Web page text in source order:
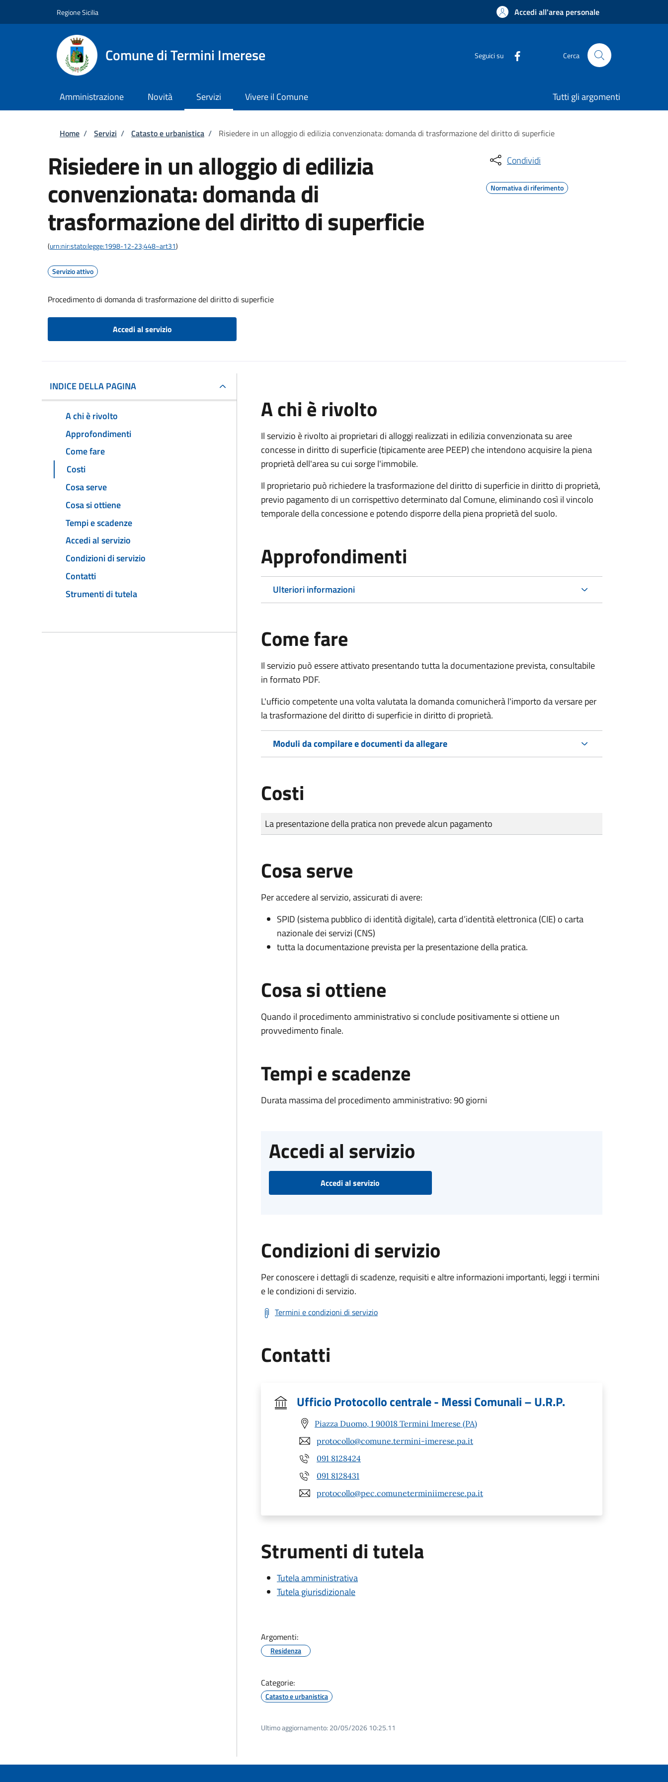
Regione Sicilia Accedi all'area personale
Comune di Termini Imerese Seguici su Cerca
Amministrazione Novità Servizi Vivere il Comune Tutti gli argomenti
Briciole di pane
Home / Servizi / Catasto e urbanistica / Risiedere in un alloggio di edilizia convenzionata: domanda di trasformazione del diritto di superficie
Risiedere in un alloggio di edilizia
convenzionata: domanda di
trasformazione del diritto di superficie
(urn:nir:stato:legge:1998-12-23;448~art31)
Servizio attivo
Procedimento di domanda di trasformazione del diritto di superficie
Accedi al servizio
Condividi
Normativa di riferimento
INDICE DELLA PAGINA
A chi è rivolto
Approfondimenti
Come fare
Costi
Cosa serve
Cosa si ottiene
Tempi e scadenze
Accedi al servizio
Condizioni di servizio
Contatti
Strumenti di tutela
A chi è rivolto
Il servizio è rivolto ai proprietari di alloggi realizzati in edilizia convenzionata su aree
concesse in diritto di superficie (tipicamente aree PEEP) che intendono acquisire la piena
proprietà dell'area su cui sorge l'immobile.
Il proprietario può richiedere la trasformazione del diritto di superficie in diritto di proprietà,
previo pagamento di un corrispettivo determinato dal Comune, eliminando così il vincolo
temporale della concessione e potendo disporre della piena proprietà del suolo.
Approfondimenti
Ulteriori informazioni
Come fare
Il servizio può essere attivato presentando tutta la documentazione prevista, consultabile
in formato PDF.
L'ufficio competente una volta valutata la domanda comunicherà l'importo da versare per
la trasformazione del diritto di superficie in diritto di proprietà.
Moduli da compilare e documenti da allegare
Costi
Tipo di pagamento
Importo
La presentazione della pratica non prevede alcun pagamento
Cosa serve
Per accedere al servizio, assicurati di avere:
SPID (sistema pubblico di identità digitale), carta d’identità elettronica (CIE) o carta
nazionale dei servizi (CNS)
tutta la documentazione prevista per la presentazione della pratica.
Cosa si ottiene
Quando il procedimento amministrativo si conclude positivamente si ottiene un
provvedimento finale.
Tempi e scadenze
Durata massima del procedimento amministrativo: 90 giorni
Accedi al servizio
Accedi al servizio
Condizioni di servizio
Per conoscere i dettagli di scadenze, requisiti e altre informazioni importanti, leggi i termini
e le condizioni di servizio.
Termini e condizioni di servizio
Contatti
Ufficio Protocollo centrale - Messi Comunali – U.R.P.
Piazza Duomo, 1 90018 Termini Imerese (PA)
protocollo@comune.termini-imerese.pa.it
091 8128424
091 8128431
protocollo@pec.comuneterminiimerese.pa.it
Strumenti di tutela
Tutela amministrativa
Tutela giurisdizionale
Argomenti:
Residenza
Categorie:
Catasto e urbanistica
Ultimo aggiornamento: 20/05/2026 10:25.11